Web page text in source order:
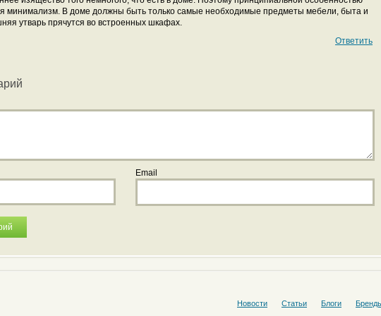
минимализм. В доме должны быть только самые необходимые предметы мебели, быта и
утварь прячутся во встроенных шкафах.
Ответить
Email
Новости Статьи Блоги